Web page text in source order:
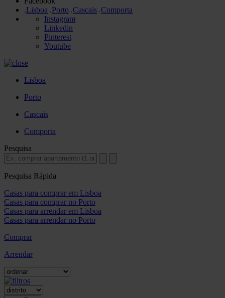
.Lisboa .Porto .Cascais .Comporta
Instagram
Linkedin
Pinterest
Youtube
Lisboa
Porto
Cascais
Comporta
Pesquisa
Pesquisa Rápida
Casas para comprar em Lisboa
Casas para comprar no Porto
Casas para arrendar em Lisboa
Casas para arrendar no Porto
Comprar
Arrendar